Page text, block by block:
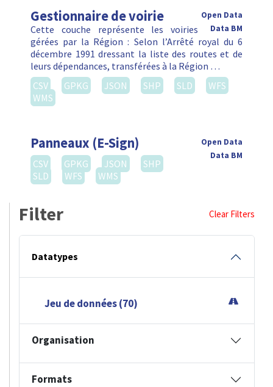
Gestionnaire de voirie
Open Data
Data BM
Cette couche représente les voiries
gérées par la Région : Selon l’Arrêté royal du 6
décembre 1991 dressant la liste des routes et de
leurs dépendances, transférées à la Région …
CSV
GPKG JSON SHP SLD
WFS
WMS
Panneaux (E-Sign)
Open Data
Data BM
CSV GPKG JSON
SHP
SLD
WFS WMS
Filter Clear Filters
Datatypes
Jeu de données (70)
Organisation
Formats